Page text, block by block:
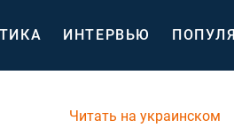
ИНТЕРВЬЮ
Читать на украинском